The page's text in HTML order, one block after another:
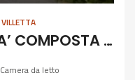
VILLETTA
3V – VADA, PROPRIETA’ COMPOSTA DA DUE APPARTAMENTI
Camera da letto